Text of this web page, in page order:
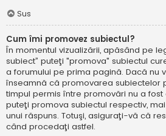
Sus
Cum îmi promovez subiectul?
În momentul vizualizării, apăsând pe
subiect” puteţi "promova" subiectul
a forumului pe prima pagină. Dacă nu
înseamnă că promovarea subiectelor
timpul permis între promovări nu a fost
puteţi promova subiectul respectiv,
unui răspuns. Totuşi, asiguraţi-vă că
când procedaţi astfel.